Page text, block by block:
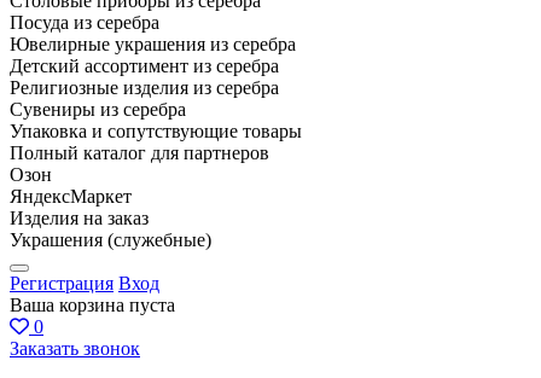
Посуда из серебра
Ювелирные украшения из серебра
Детский ассортимент из серебра
Религиозные изделия из серебра
Сувениры из серебра
Упаковка и сопутствующие товары
Полный каталог для партнеров
Озон
ЯндексМаркет
Изделия на заказ
Украшения (служебные)
Регистрация Вход
Ваша корзина пуста
0
Заказать звонок